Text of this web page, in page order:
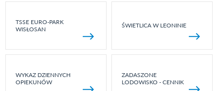
TSSE EURO-PARK
WISŁOSAN
ŚWIETLICA W LEONINIE
WYKAZ DZIENNYCH
OPIEKUNÓW
ZADASZONE
LODOWISKO - CENNIK